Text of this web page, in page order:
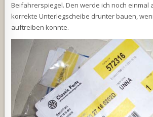
Beifahrerspiegel. Den werde ich noch einmal
korrekte Unterlegscheibe drunter bauen,
auftreiben konnte.